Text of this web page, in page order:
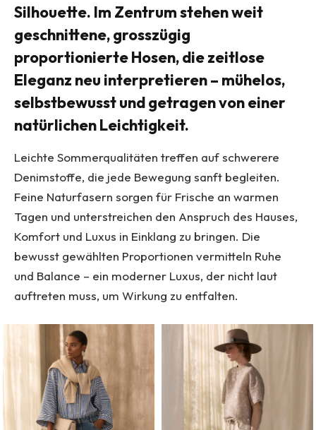
Silhouette. Im Zentrum stehen weit
geschnittene, grosszügig
proportionierte Hosen, die zeitlose
Eleganz neu interpretieren – mühelos,
selbstbewusst und getragen von einer
natürlichen Leichtigkeit.
Leichte Sommerqualitäten treffen auf schwerere
Denimstoffe, die jede Bewegung sanft begleiten.
Feine Naturfasern sorgen für Frische an warmen
Tagen und unterstreichen den Anspruch des Hauses,
Komfort und Luxus in Einklang zu bringen. Die
bewusst gewählten Proportionen vermitteln Ruhe
und Balance – ein moderner Luxus, der nicht laut
auftreten muss, um Wirkung zu entfalten.